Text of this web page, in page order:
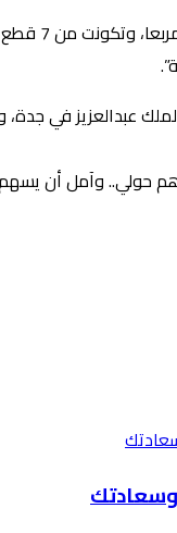
وحملت
عبدالعزيز في جدة،
هم حولي.. وآمل أن